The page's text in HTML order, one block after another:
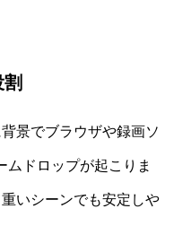
景でブラウザや録画ソ
ムドロップが起こりま
いシーンでも安定しや